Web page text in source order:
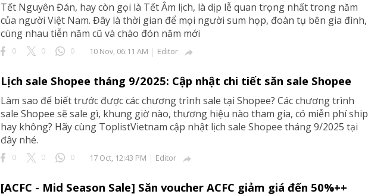
Tết Nguyên Đán, hay còn gọi là Tết Âm lịch, là dịp lễ quan trọng nhất trong năm
của người Việt Nam. Đây là thời gian để mọi người sum họp, đoàn tụ bên gia đình,
cùng nhau tiễn năm cũ và chào đón năm mới
0 0 0 10 Nov, 06:11 AM Editor 
Lịch sale Shopee tháng 9/2025: Cập nhật chi tiết săn sale Shopee
Làm sao để biết trước được các chương trình sale tại Shopee? Các chương trình
sale Shopee sẽ sale gì, khung giờ nào, thương hiệu nào tham gia, có miễn phí ship
hay không? Hãy cùng ToplistVietnam cập nhật lịch sale Shopee tháng 9/2025 tại
đây nhé.
0 0 0 17 Oct, 12:43 PM Editor 
[ACFC - Mid Season Sale] Săn voucher ACFC giảm giá đến 50%++